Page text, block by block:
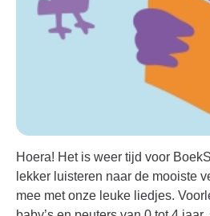
Hoera! Het is weer tijd voor
lekker luisteren naar de mooiste
mee met onze leuke liedjes.